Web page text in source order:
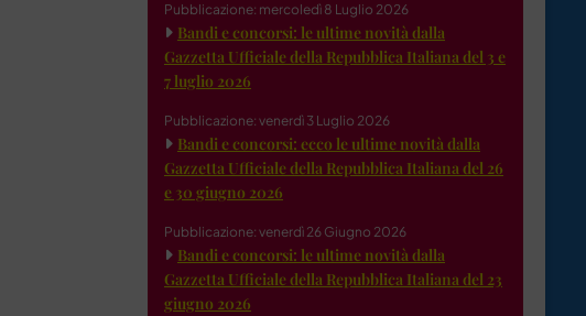
Pubblicazione: mercoledì 8 Luglio 2026
Bandi e concorsi: le ultime novità dalla
Gazzetta Ufficiale della Repubblica Italiana del 3 e
7 luglio 2026
Pubblicazione: venerdì 3 Luglio 2026
Bandi e concorsi: ecco le ultime novità dalla
Gazzetta Ufficiale della Repubblica Italiana del 26
e 30 giugno 2026
Pubblicazione: venerdì 26 Giugno 2026
Bandi e concorsi: le ultime novità dalla
Gazzetta Ufficiale della Repubblica Italiana del 23
giugno 2026